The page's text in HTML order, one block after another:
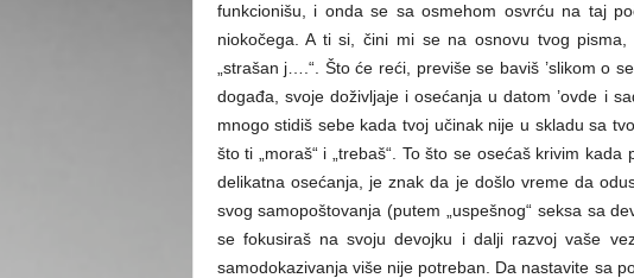
funkcionišu, i onda se sa osmehom osvrću na taj
niokočega. A ti si, čini mi se na osnovu tvog
„strašan j….“. Što će reći, previše se baviš ’slikom o
događa, svoje doživljaje i osećanja u datom ’ovde i
mnogo stidiš sebe kada tvoj učinak nije u skladu sa
što ti „moraš“ i „trebaš“. To što se osećaš krivim
delikatna osećanja, je znak da je došlo vreme da
svog samopoštovanja (putem „uspešnog“ seksa sa
se fokusiraš na svoju devojku i dalji razvoj vaše
samodokazivanja više nije potreban. Da nastavite sa